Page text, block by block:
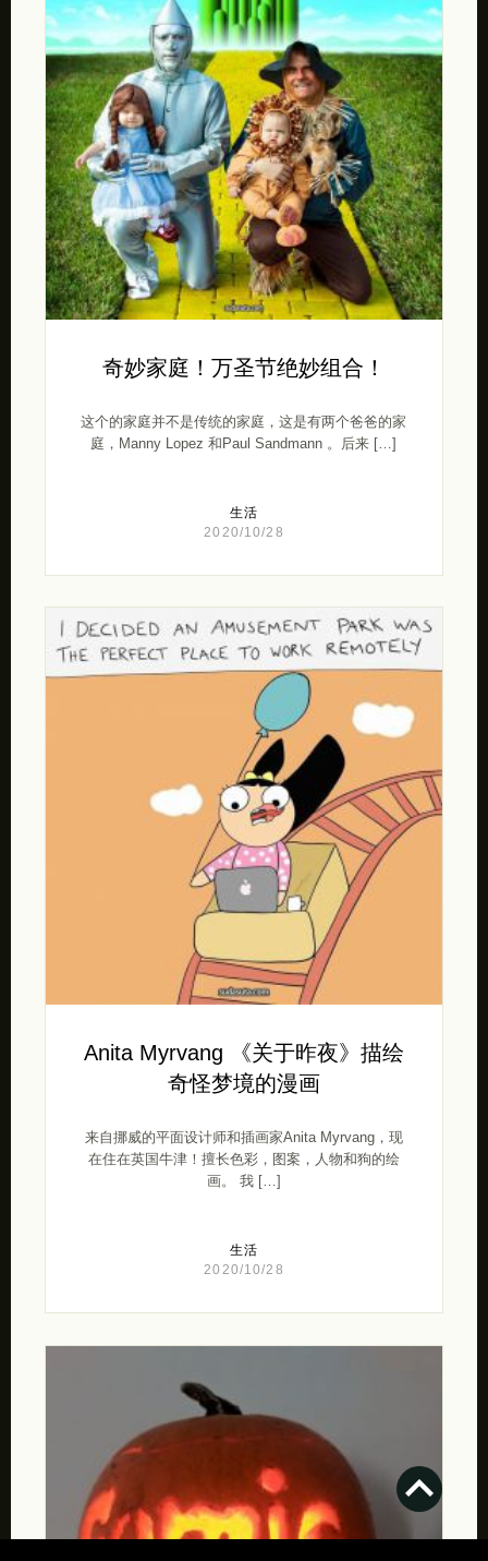
奇妙家庭！万圣节绝妙组合！
这个的家庭并不是传统的家庭，这是有两个爸爸的家
庭，Manny Lopez 和Paul Sandmann 。后来 […]
生活
2020/10/28
Anita Myrvang 《关于昨夜》描绘
奇怪梦境的漫画
来自挪威的平面设计师和插画家Anita Myrvang，现
在住在英国牛津！擅长色彩，图案，人物和狗的绘
画。 我 […]
生活
2020/10/28